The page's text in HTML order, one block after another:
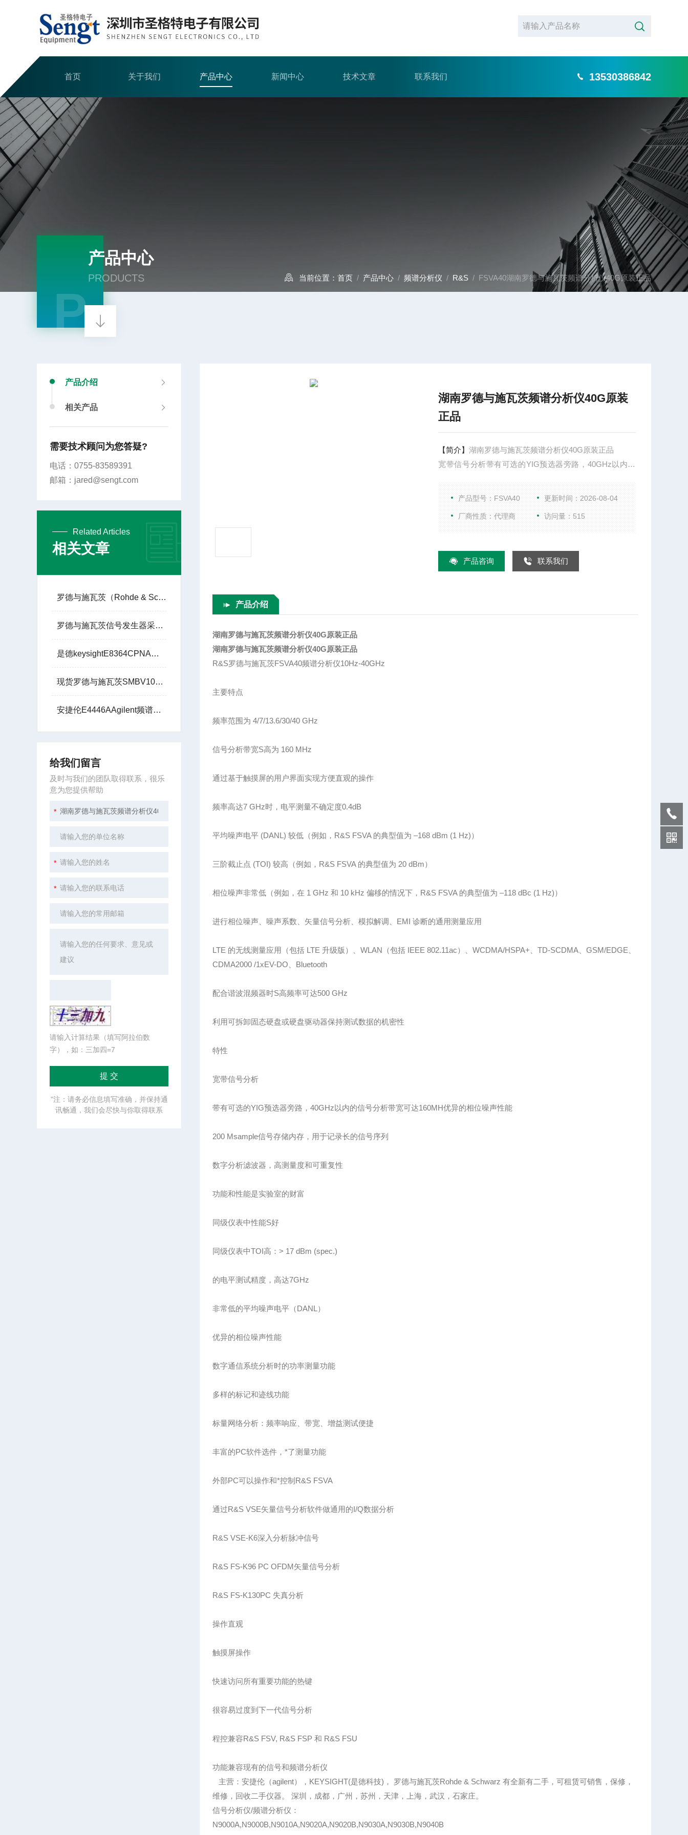
首页 关于我们 产品中心 新闻中心 技术文章 联系我们 13530386842
产品中心
PRODUCTS
P
当前位置： 首页 / 产品中心 / 频谱分析仪 / R&S / FSVA40湖南罗德与施瓦茨频谱分析仪40G原装正品
湖南罗德与施瓦茨频谱分析仪40G原装
正品
【简介】湖南罗德与施瓦茨频谱分析仪40G原装正品
宽带信号分析带有可选的YIG预选器旁路，40GHz以内的
信号频谱分析仪租售。
产品型号：FSVA40 更新时间：2026-08-04
厂商性质：代理商 访问量：515
产品咨询 联系我们
产品介绍
湖南罗德与施瓦茨频谱分析仪40G原装正品
湖南罗德与施瓦茨频谱分析仪40G原装正品
R&S罗德与施瓦茨FSVA40频谱分析仪10Hz-40GHz
主要特点
频率范围为 4/7/13.6/30/40 GHz
信号分析带宽S高为 160 MHz
通过基于触摸屏的用户界面实现方便直观的操作
频率高达7 GHz时，电平测量不确定度0.4dB
平均噪声电平 (DANL) 较低（例如，R&S FSVA 的典型值为 –168 dBm (1 Hz)）
三阶截止点 (TOI) 较高（例如，R&S FSVA 的典型值为 20 dBm）
相位噪声非常低（例如，在 1 GHz 和 10 kHz 偏移的情况下，R&S FSVA 的典型值为 –118 dBc (1 Hz)）
进行相位噪声、噪声系数、矢量信号分析、模拟解调、EMI 诊断的通用测量应用
LTE 的无线测量应用（包括 LTE 升级版）、WLAN（包括 IEEE 802.11ac）、WCDMA/HSPA+、TD-SCDMA、GSM/EDGE、
CDMA2000 /1xEV-DO、Bluetooth
配合谐波混频器时S高频率可达500 GHz
利用可拆卸固态硬盘或硬盘驱动器保持测试数据的机密性
特性
宽带信号分析
带有可选的YIG预选器旁路，40GHz以内的信号分析带宽可达160MH优异的相位噪声性能
200 Msample信号存储内存，用于记录长的信号序列
数字分析滤波器，高测量度和可重复性
功能和性能是实验室的财富
同级仪表中性能S好
同级仪表中TOI高：> 17 dBm (spec.)
的电平测试精度，高达7GHz
非常低的平均噪声电平（DANL）
优异的相位噪声性能
数字通信系统分析时的功率测量功能
多样的标记和迹线功能
标量网络分析：频率响应、带宽、增益测试便捷
丰富的PC软件选件，*了测量功能
外部PC可以操作和*控制R&S FSVA
通过R&S VSE矢量信号分析软件做通用的I/Q数据分析
R&S VSE-K6深入分析脉冲信号
R&S FS-K96 PC OFDM矢量信号分析
R&S FS-K130PC 失真分析
操作直观
触摸屏操作
快速访问所有重要功能的热键
很容易过度到下一代信号分析
程控兼容R&S FSV, R&S FSP 和 R&S FSU
功能兼容现有的信号和频谱分析仪
主营：安捷伦（agilent），KEYSIGHT(是徳科技)， 罗德与施瓦茨Rohde & Schwarz 有全新有二手，可租赁可销售，保修，
维修，回收二手仪器。 深圳，成都，广州，苏州，天津，上海，武汉，石家庄。
信号分析仪/频谱分析仪：
N9000A,N9000B,N9010A,N9020A,N9020B,N9030A,N9030B,N9040B
产品介绍
相关产品
需要技术顾问为您答疑?
电话：0755-83589391
邮箱：jared@sengt.com
Related Articles
相关文章
罗德与施瓦茨（Rohde & Schwarz）的 R&S®SMW200A
罗德与施瓦茨信号发生器采用了闭环功率控制技术
是德keysightE8364CPNA微波网络分析仪10M至50G
现货罗德与施瓦茨SMBV100A9KHz - 6GHz信号发生器租赁
安捷伦E4446AAgilent频谱分析仪44G提供技术支持
给我们留言
及时与我们的团队取得联系，很乐
意为您提供帮助
请输入计算结果（填写阿拉伯数
字），如：三加四=7
"注：请务必信息填写准确，并保持通
讯畅通，我们会尽快与你取得联系